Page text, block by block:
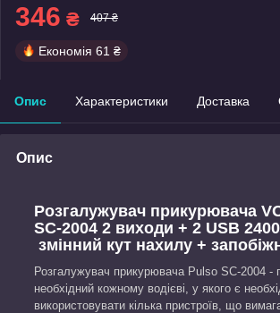
346 ₴ 407 ₴
Економія 61 ₴
Опис Характеристики Доставка
Опис
Розгалужувач прикурювача
SC-2004 2 виходи + 2 USB
змінний кут нахилу +
Розгалужувач прикурювача Pulso SC-2004 -
необхідний кожному водієві, у якого є
використовувати кілька пристроїв, що